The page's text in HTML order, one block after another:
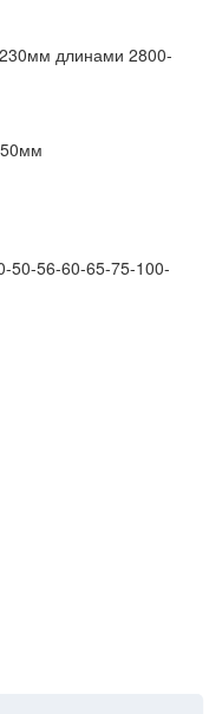
длинами 2800-
56-60-65-75-100-